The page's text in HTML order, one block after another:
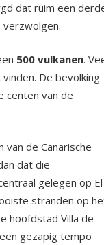
dat ruim een
verzwolgen.
500 vulkanen.
De bevolking
centen van de
van de Canarische
dat die
gelegen op El
stranden op
hoofdstad Villa de
gezapig tempo